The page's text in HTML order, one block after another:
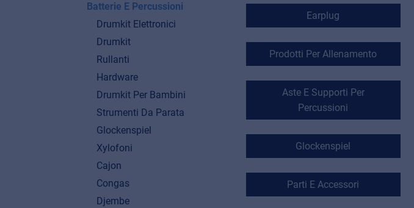
Batterie E Percussioni
Drumkit Elettronici
Drumkit
Rullanti
Hardware
Drumkit Per Bambini
Strumenti Da Parata
Glockenspiel
Xylofoni
Cajon
Congas
Djembe
Earplug
Prodotti Per Allenamento
Aste E Supporti Per
Percussioni
Glockenspiel
Parti E Accessori